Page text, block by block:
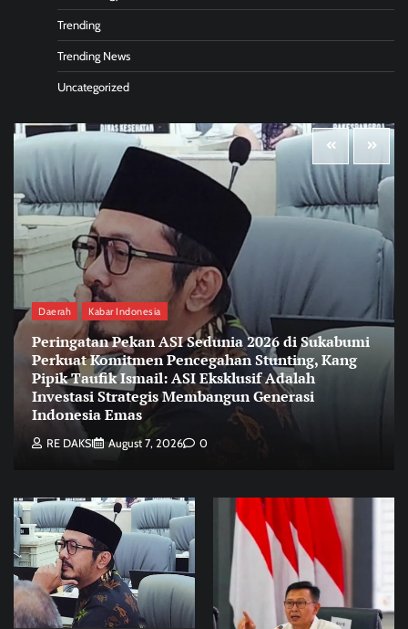
Trending
Trending News
Uncategorized
Daerah Kabar Indonesia
Peringatan Pekan ASI Sedunia 2026 di Sukabumi
Perkuat Komitmen Pencegahan Stunting, Kang
Pipik Taufik Ismail: ASI Eksklusif Adalah
Investasi Strategis Membangun Generasi
Indonesia Emas
RE DAKSI August 7, 2026 0